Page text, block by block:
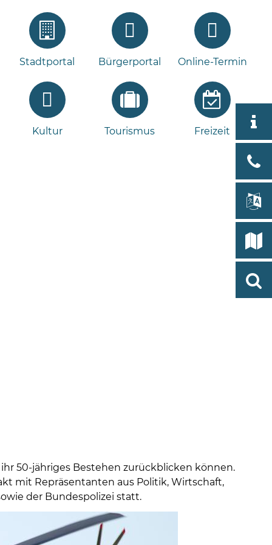
Stadtportal Bürgerportal Online-Termin
Kultur Tourismus Freizeit
Bleeck
19
50-jähriges Bestehen zurückblicken können.
mit Repräsentanten aus Politik, Wirtschaft,
der Bundespolizei statt.